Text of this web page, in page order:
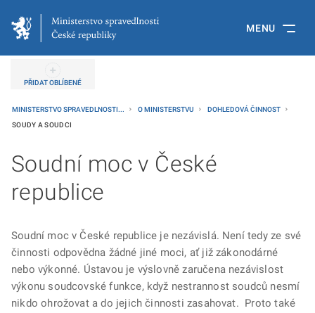
MENU
PŘIDAT OBLÍBENÉ
MINISTERSTVO SPRAVEDLNOSTI... O MINISTERSTVU
DOHLEDOVÁ ČINNOST
SOUDY A SOUDCI
Soudní moc v České
republice
Soudní moc v České republice je nezávislá. Není tedy ze své
činnosti odpovědna žádné jiné moci, ať již zákonodárné
nebo výkonné. Ústavou je výslovně zaručena nezávislost
výkonu soudcovské funkce, když nestrannost soudců nesmí
nikdo ohrožovat a do jejich činnosti zasahovat. Proto také